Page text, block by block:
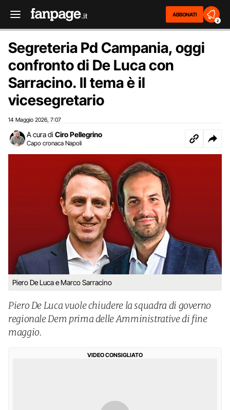
ABBONATI
2
Segreteria Pd Campania, oggi
confronto di De Luca con
Sarracino. Il tema è il
vicesegretario
14 Maggio 2026 7:07
A cura di Ciro Pellegrino
Capo cronaca Napoli
Piero De Luca e Marco Sarracino
Piero De Luca vuole chiudere la squadra di governo
regionale Dem prima delle Amministrative di fine
maggio.
VIDEO CONSIGLIATO